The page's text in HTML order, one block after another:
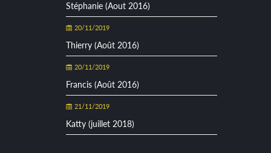
Stéphanie (Aout 2016)
20/11/2019
Thierry (Août 2016)
20/11/2019
Francis (Août 2016)
21/11/2019
Katty (juillet 2018)